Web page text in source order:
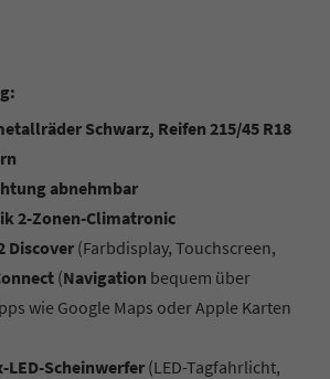
Schwarz, Reifen 215/45 R18
abnehmbar
2-Zonen-Climatronic
Discover (Farbdisplay, Touchscreen,
(Navigation bequem über
wie Google Maps oder Apple Karten
Scheinwerfer (LED-Tagfahrlicht,